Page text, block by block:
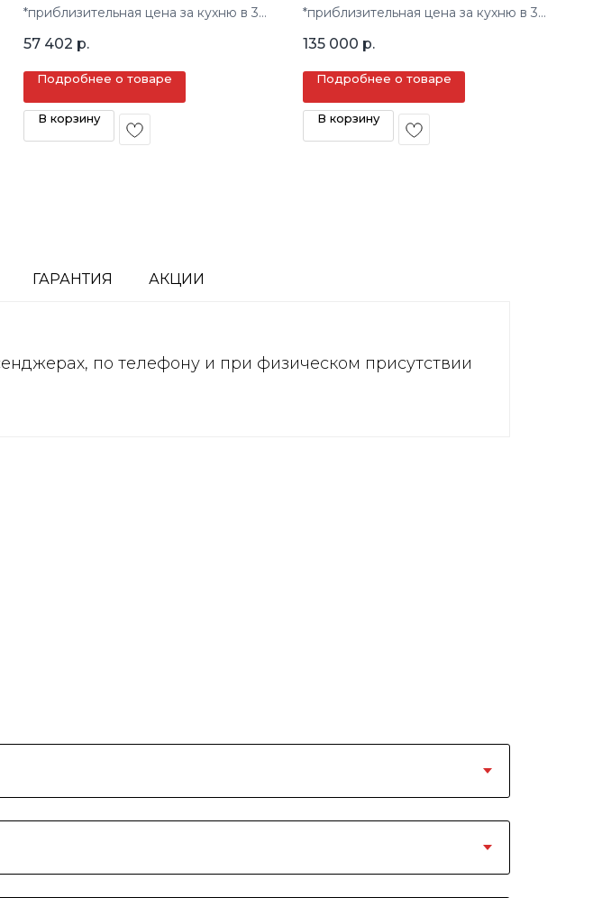
*приблизительная цена за кухню в 3
57 402 р.
Подробнее о товаре
В корзину
*приблизительная цена за кухню в 3
135 000 р.
Подробнее о товаре
В корзину
ГАРАНТИЯ АКЦИИ
по телефону и при физическом присутствии